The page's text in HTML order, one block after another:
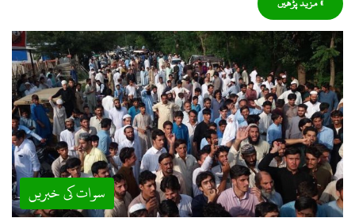
سوات کی خبریں